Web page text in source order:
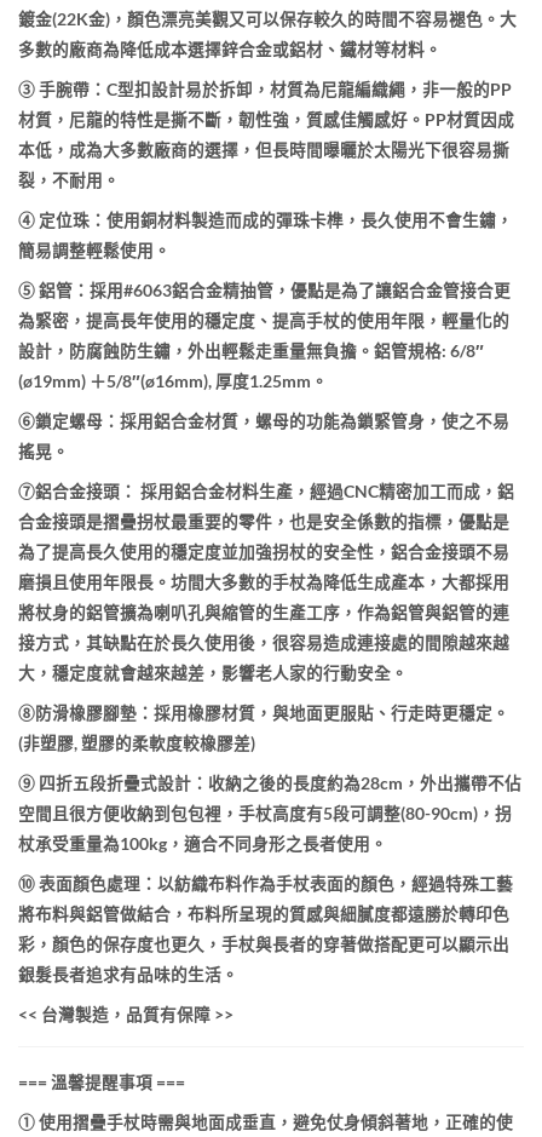
鍍金(22K金)，顏色漂亮美觀又可以保存較久的時間不容易褪色。大
多數的廠商為降低成本選擇鋅合金或鋁材、鐵材等材料。
③ 手腕帶：C型扣設計易於拆卸，材質為尼龍編織繩，非一般的PP
材質，尼龍的特性是撕不斷，韌性強，質感佳觸感好。PP材質因成
本低，成為大多數廠商的選擇，但長時間曝曬於太陽光下很容易撕
裂，不耐用。
④ 定位珠：使用銅材料製造而成的彈珠卡榫，長久使用不會生鏽，
簡易調整輕鬆使用。
⑤ 鋁管：採用#6063鋁合金精抽管，優點是為了讓鋁合金管接合更
為緊密，提高長年使用的穩定度、提高手杖的使用年限，輕量化的
設計， 防腐蝕防生鏽，外出輕鬆走重量無負擔。 鋁管規格: 6/8″
(ø19mm) ＋5/8″(ø16mm), 厚度1.25mm。
⑥鎖定螺母：採用鋁合金材質，螺母的功能為鎖緊管身，使之不易
搖晃。
⑦鋁合金接頭： 採用鋁合金材料生產，經過CNC精密加工而成，鋁
合金接頭是摺疊拐杖最重要的零件，也是安全係數的指標，優點是
為了提高長久使用的穩定度並加強拐杖的安全性，鋁合金接頭不易
磨損且使用年限長。坊間大多數的手杖為降低生成產本，大都採用
將杖身的鋁管擴為喇叭孔與縮管的生產工序，作為鋁管與鋁管的連
接方式，其缺點在於長久使用後，很容易造成連接處的間隙越來越
大，穩定度就會越來越差，影響老人家的行動安全。
⑧防滑橡膠腳墊：採用橡膠材質，與地面更服貼、行走時更穩定。
(非塑膠, 塑膠的柔軟度較橡膠差)
⑨ 四折五段折疊式設計：收納之後的長度約為28cm，外出攜帶不佔
空間且很方便收納到包包裡，手杖高度有5段可調整(80-90cm)，拐
杖承受重量為100kg，適合不同身形之長者使用。
⑩ 表面顏色處理：以紡織布料作為手杖表面的顏色，經過特殊工藝
將布料與鋁管做結合，布料所呈現的質感與細膩度都遠勝於轉印色
彩，顏色的保存度也更久，手杖與長者的穿著做搭配更可以顯示出
銀髮長者追求有品味的生活。
<< 台灣製造，品質有保障 >>
=== 溫馨提醒事項 ===
① 使用摺疊手杖時需與地面成垂直，避免仗身傾斜著地，正確的使